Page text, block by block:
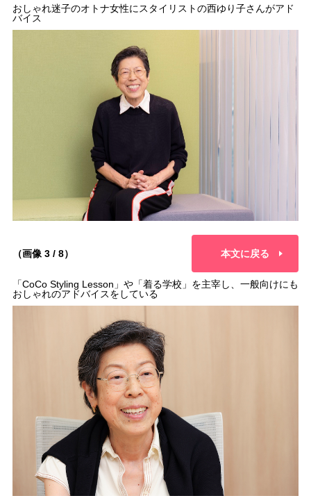
おしゃれ迷子のオトナ女性にスタイリストの西ゆり子さんがアド
バイス
（画像 3 / 8） 本文に戻る
「CoCo Styling Lesson」や「着る学校」を主宰し、一般向けにも
おしゃれのアドバイスをしている